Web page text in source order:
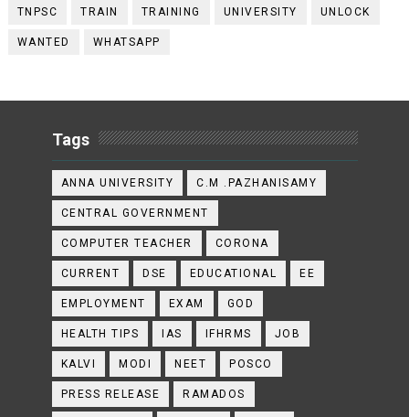
TNPSC TRAIN TRAINING UNIVERSITY UNLOCK
WANTED WHATSAPP
Tags
ANNA UNIVERSITY C.M .PAZHANISAMY
CENTRAL GOVERNMENT
COMPUTER TEACHER CORONA
CURRENT DSE EDUCATIONAL EE
EMPLOYMENT EXAM GOD
HEALTH TIPS IAS IFHRMS JOB
KALVI MODI NEET POSCO
PRESS RELEASE RAMADOS